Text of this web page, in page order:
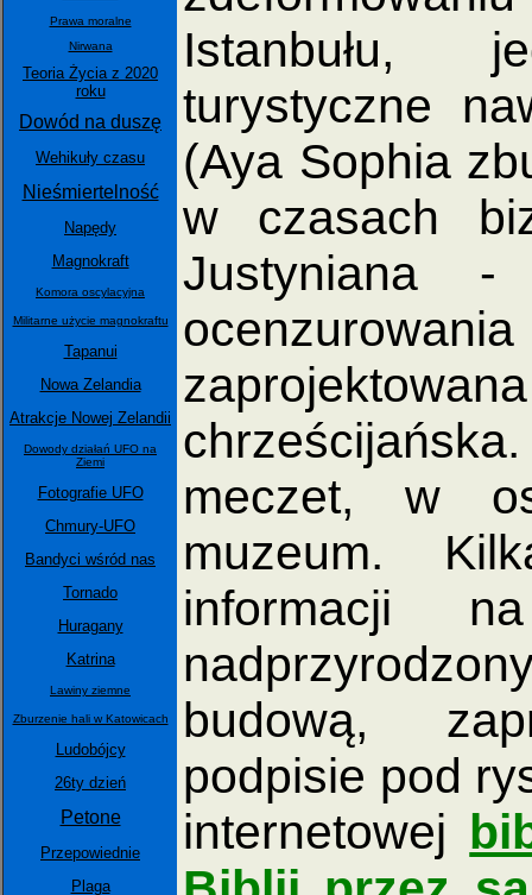
Prawa moralne
Nirwana
Teoria Życia z 2020
roku
Dowód na duszę
Wehikuły czasu
Nieśmiertelność
Napędy
Magnokraft
Komora oscylacyjna
Militarne użycie magnokraftu
Tapanui
Nowa Zelandia
Atrakcje Nowej Zelandii
Dowody działań UFO na
Ziemi
Fotografie UFO
Chmury-UFO
Bandyci wśród nas
Tornado
Huragany
Katrina
Lawiny ziemne
Zburzenie hali w Katowicach
Ludobójcy
26ty dzień
Petone
Przepowiednie
Plaga
Istanbułu,
turystyczne
(Aya Sophia
w czasach
Justyniana
meczet, w
muzeum.
informacji
budową,
podpisie pod
internetowej